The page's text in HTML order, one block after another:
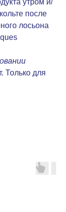
после
лосьона
Только для